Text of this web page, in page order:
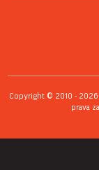
Copyright © 2010 - 2026
prava